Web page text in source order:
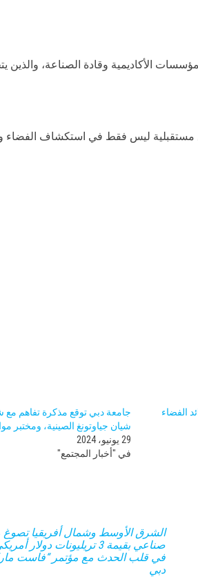
الأكاديمية وقادة الصناعة،
مستقبلية ليس فقط في استكشاف
الفضاء
جامعة دبي توقع مذكرة تفاهم مع
شيان جياوتونغ الصينية، ومختبر
29 يونيو، 2024
في "أخبار المجتمع"
الشرق الأوسط وشمال أفريقيا تصوغ
صناعي بقيمة 3 تريليونات
في قلب الحدث مع مؤتمر “فاست
دبي